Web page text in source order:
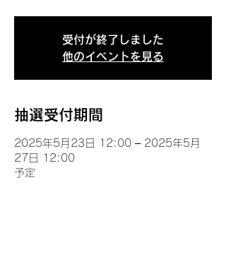
受付が終了しました
他のイベントを見る
抽選受付期間
2025年5月23日 12:00 – 2025年5月
27日 12:00
予定